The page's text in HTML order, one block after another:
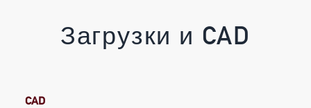
Загрузки и CAD
CAD